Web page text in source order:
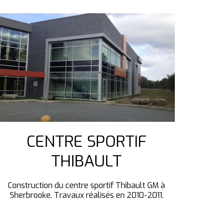
CENTRE SPORTIF
THIBAULT
Construction du centre sportif Thibault GM à
Sherbrooke. Travaux réalisés en 2010-2011.